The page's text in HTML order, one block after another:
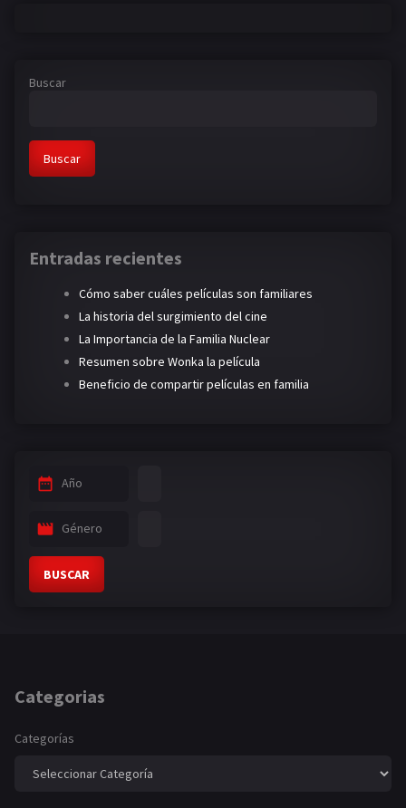
Buscar
Buscar
Entradas recientes
Cómo saber cuáles películas son familiares
La historia del surgimiento del cine
La Importancia de la Familia Nuclear
Resumen sobre Wonka la película
Beneficio de compartir películas en familia
Año
Género
BUSCAR
Categorias
Categorías